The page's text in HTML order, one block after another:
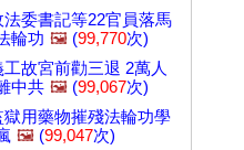
法委書記等22官員落馬
輪功 🖼️ (99,770次)
故宮前勸三退 2萬人
中共 🖼️ (99,067次)
獄用藥物摧殘法輪功學
🖼️ (99,047次)